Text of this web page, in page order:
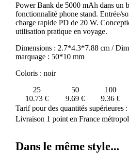
CHARGE
RAPIDE
20W
POWERKAU
Power Bank de 5000 mAh dans un
fonctionnalité phone stand. Entrée/
charge rapide PD de 20 W.
utilisation pratique en voyage.
Dimensions : 2.7*4.3*7.88 cm /
marquage : 50*10 mm
Coloris : noir
25
50 100
10.73 €
9.69 € 9.36 €
Tarif pour des quantités supérieures :
Livraison 1 point en France
Dans le même style...